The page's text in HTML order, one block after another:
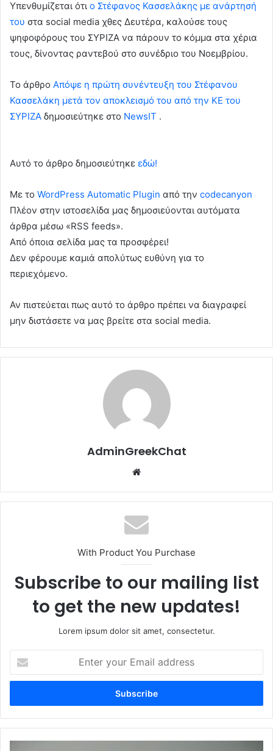
Υπενθυμίζεται ότι ο Στέφανος Κασσελάκης με ανάρτησή
του στα social media χθες Δευτέρα, καλούσε τους
ψηφοφόρους του ΣΥΡΙΖΑ να πάρουν το κόμμα στα χέρια
τους, δίνοντας ραντεβού στο συνέδριο του Νοεμβρίου.
To άρθρο Απόψε η πρώτη συνέντευξη του Στέφανου
Κασσελάκη μετά τον αποκλεισμό του από την ΚΕ του
ΣΥΡΙΖΑ δημοσιεύτηκε στο NewsIT .
Αυτό το άρθρο δημοσιεύτηκε εδώ!
Με το WordPress Automatic Plugin από την codecanyon
Πλέον στην ιστοσελίδα μας δημοσιεύονται αυτόματα
άρθρα μέσω «RSS feeds».
Από όποια σελίδα μας τα προσφέρει!
Δεν φέρουμε καμιά απολύτως ευθύνη για το
περιεχόμενο.
Αν πιστεύεται πως αυτό το άρθρο πρέπει να διαγραφεί
μην διστάσετε να μας βρείτε στα social media.
AdminGreekChat
With Product You Purchase
Subscribe to our mailing list
to get the new updates!
Lorem ipsum dolor sit amet, consectetur.
your
Email